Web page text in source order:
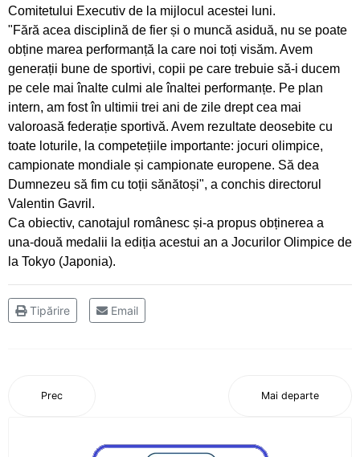
Ina Popescu, o nouă medalie pentru CS
Ceahlăul
Gabriel Stan, câștigător la o categorie de vârstă
mai mare
Medalii și confirmări la concursurile
internaționale pentru CS Ceahlăul
Campionatul Național pe ergometru - Deva
Obiective reușite la București și Craiova
Sfârșit de săptămână cu finală de campionat
Trei locuri I, un loc II si cinci locuri III pentru
Pietrenii au fost campioni la Targu-Mures
Comitetului Executiv de la mijlocul acestei luni.
"Fără acea disciplină de fier și o muncă asiduă, nu se poate
obține marea performanță la care noi toți visăm. Avem
generații bune de sportivi, copii pe care trebuie să-i ducem
pe cele mai înalte culmi ale înaltei performanțe. Pe plan
intern, am fost în ultimii trei ani de zile drept cea mai
valoroasă federație sportivă. Avem rezultate deosebite cu
toate loturile, la competețiile importante: jocuri olimpice,
campionate mondiale și campionate europene. Să dea
Dumnezeu să fim cu toții sănătoși", a conchis directorul
Valentin Gavril.
Ca obiectiv, canotajul românesc și-a propus obținerea a
una-două medalii la ediția acestui an a Jocurilor Olimpice de
la Tokyo (Japonia).
Tipărire Email
Prec Mai departe